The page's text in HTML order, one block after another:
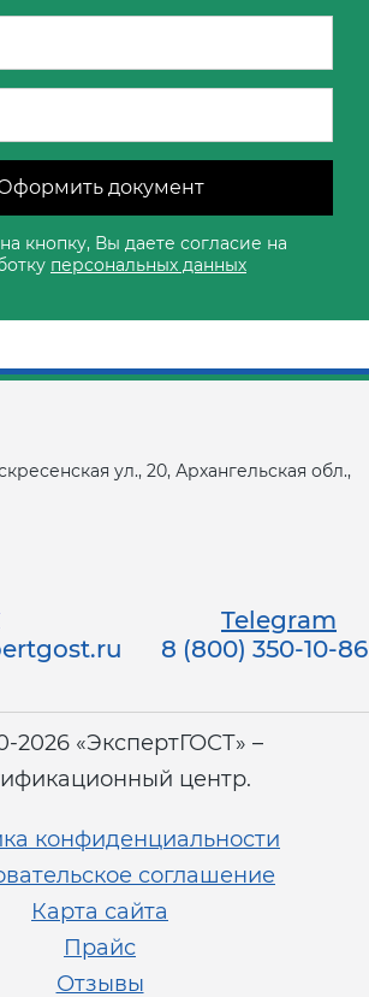
документ
кнопку, Вы даете согласие на
персональных данных
ул., 20, Архангельская обл.,
Telegram
8 (800) 350-10-86
2026 «ЭкспертГОСТ» –
центр.
конфиденциальности
соглашение
Карта сайта
Прайс
Отзывы